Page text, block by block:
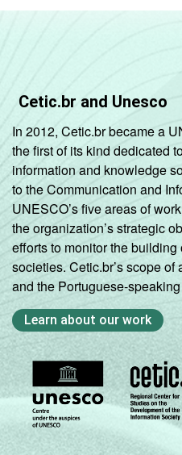
(mais
Fonte: Núcleo de
do Ponto BR.
de provimento de
Brasil: TIC
Cetic.br and Unesco
In 2012, Cetic.br became a
the first of its kind dedicated
information and knowledge
to the Communication and
UNESCO’s five areas of
the organization’s strategic
efforts to monitor the
societies. Cetic.br’s scope
and the Portuguese-
Learn about our work